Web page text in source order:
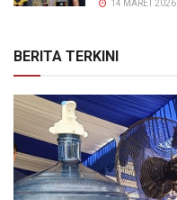
14 MARET 2026
BERITA TERKINI